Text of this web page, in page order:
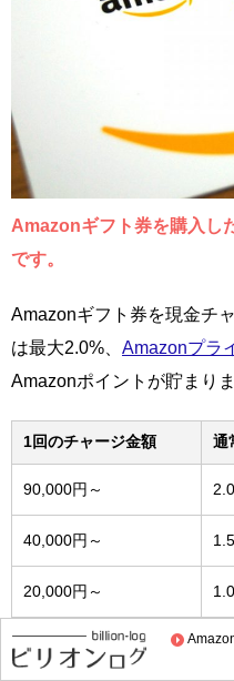
Amazonギフト券を購入し
です。
Amazonギフト券を現金チ
は最大2.0%、 Amazonプラ
Amazonポイントが貯まりま
1回のチャージ金額 通
90,000円～
40,000円～
20,000円～
5,000円～